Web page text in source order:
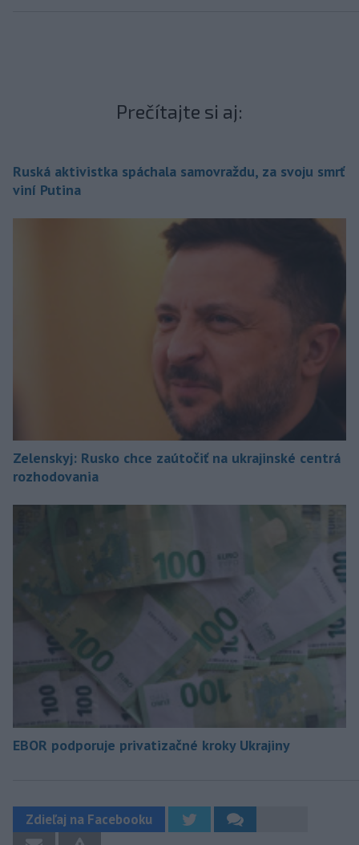
Prečítajte si aj:
Ruská aktivistka spáchala samovraždu, za svoju smrť
viní Putina
Zelenskyj: Rusko chce zaútočiť na ukrajinské centrá
rozhodovania
EBOR podporuje privatizačné kroky Ukrajiny
Zdieľaj na Facebooku